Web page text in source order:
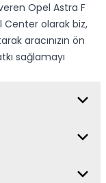
Opel Astra F
Center olarak biz,
aracınızın ön
sağlamayı